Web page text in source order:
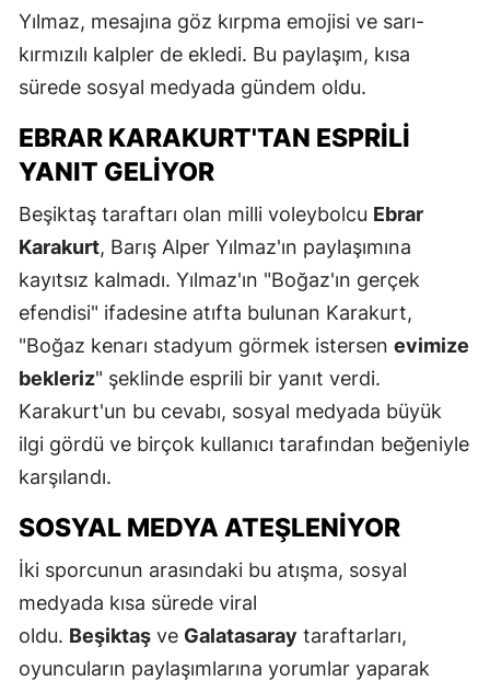
Yılmaz, mesajına göz kırpma emojisi ve sarı-
kırmızılı kalpler de ekledi. Bu paylaşım, kısa
sürede sosyal medyada gündem oldu.
EBRAR KARAKURT'TAN ESPRILI
YANIT GELIYOR
Beşiktaş taraftarı olan milli voleybolcu Ebrar
Karakurt, Barış Alper Yılmaz'ın paylaşımına
kayıtsız kalmadı. Yılmaz'ın "Boğaz'ın gerçek
efendisi" ifadesine atıfta bulunan Karakurt,
"Boğaz kenarı stadyum görmek istersen evimize
bekleriz" şeklinde esprili bir yanıt verdi.
Karakurt'un bu cevabı, sosyal medyada büyük
ilgi gördü ve birçok kullanıcı tarafından beğeniyle
karşılandı.
SOSYAL MEDYA ATEŞLENIYOR
İki sporcunun arasındaki bu atışma, sosyal
medyada kısa sürede viral
oldu. Beşiktaş ve Galatasaray taraftarları,
oyuncuların paylaşımlarına yorumlar yaparak